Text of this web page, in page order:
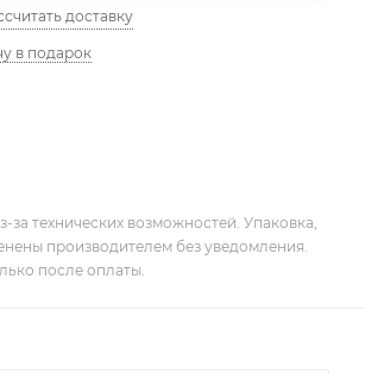
доставку
в подарок
технических возможностей. Упаковка,
производителем без уведомления.
после оплаты.